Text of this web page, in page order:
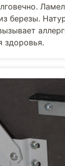
березы.
здоровья.